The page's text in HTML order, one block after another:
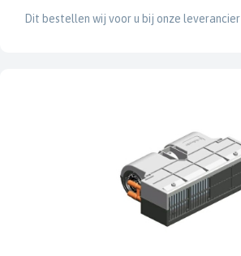
Dit bestellen wij voor u bij onze leverancier